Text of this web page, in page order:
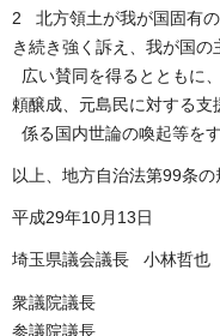
2 北方領土が我が国固有の
き続き強く訴え、我が国
広い賛同を得るとともに
頼醸成、元島民に対する支
係る国内世論の喚起等を
以上、地方自治法第99条の
平成29年10月13日
埼玉県議会議長 小林哲也
衆議院議長
参議院議長